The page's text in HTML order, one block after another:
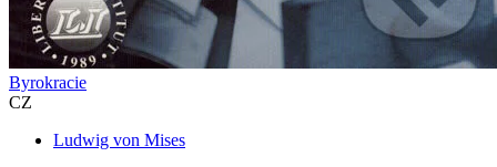
Byrokracie
CZ
Ludwig von Mises